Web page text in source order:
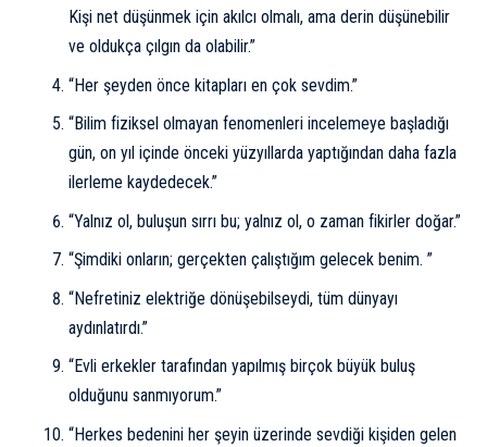
Kişi net düşünmek için akılcı olmalı, ama derin düşünebilir
ve oldukça çılgın da olabilir.”
“Her şeyden önce kitapları en çok sevdim.”
“Bilim fiziksel olmayan fenomenleri incelemeye başladığı
gün, on yıl içinde önceki yüzyıllarda yaptığından daha fazla
ilerleme kaydedecek.”
“Yalnız ol, buluşun sırrı bu; yalnız ol, o zaman fikirler doğar.”
“Şimdiki onların; gerçekten çalıştığım gelecek benim. ”
“Nefretiniz elektriğe dönüşebilseydi, tüm dünyayı
aydınlatırdı.”
“Evli erkekler tarafından yapılmış birçok büyük buluş
olduğunu sanmıyorum.”
“Herkes bedenini her şeyin üzerinde sevdiği kişiden gelen